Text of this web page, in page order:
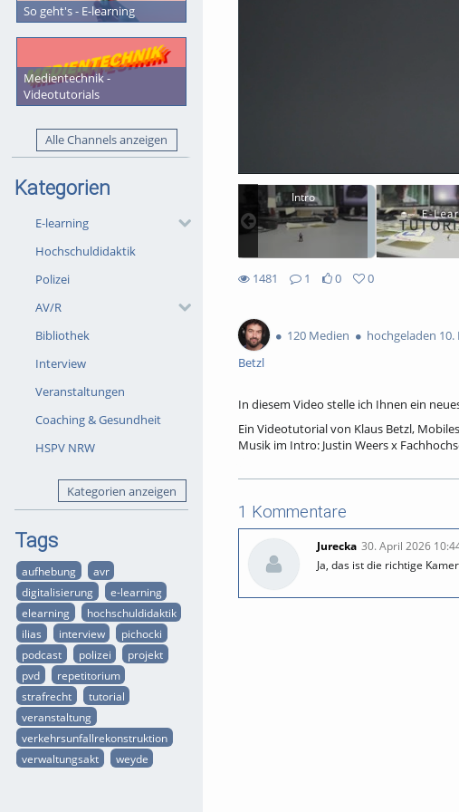
So geht's - E-learning
Medientechnik -
Videotutorials
Alle Channels anzeigen
Kategorien
E-learning
Hochschuldidaktik
Polizei
AV/R
Bibliothek
Interview
Veranstaltungen
Coaching & Gesundheit
HSPV NRW
Kategorien anzeigen
Tags
aufhebung
avr
digitalisierung
e-learning
elearning
hochschuldidaktik
ilias
interview
pichocki
podcast
polizei
projekt
pvd
repetitorium
strafrecht
tutorial
veranstaltung
verkehrsunfallrekonstruktion
verwaltungsakt
weyde
Intro
1481
1
0
0
Betzl
120 Medien hochgeladen 10.
In diesem Video stelle ich Ihnen ein
Ein Videotutorial von Klaus Betzl,
Musik im Intro: Justin Weers x
Tags: mobiles medienlabor
dokumentarisches arbeiten
gimbal
Kategorien:
1 Kommentare
Jurecka 30. April 2026
Ja, das ist die richtige